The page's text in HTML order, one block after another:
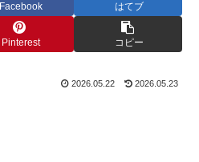
Facebook はてブ
Pinterest コピー
2026.05.22 2026.05.23